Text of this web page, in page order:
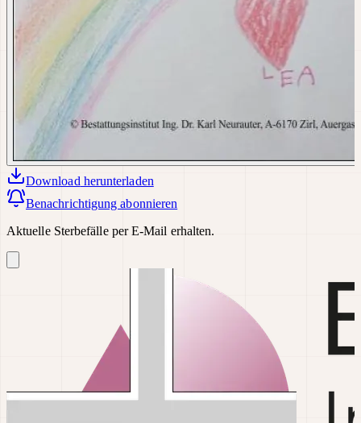
Download herunterladen
Benachrichtigung abonnieren
Aktuelle Sterbefälle per E-Mail erhalten.